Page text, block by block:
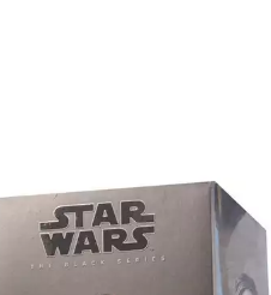
STAR WARS
Actionfigur Hasbro F5528 Star Wars
The Black Series Star Wars Andor